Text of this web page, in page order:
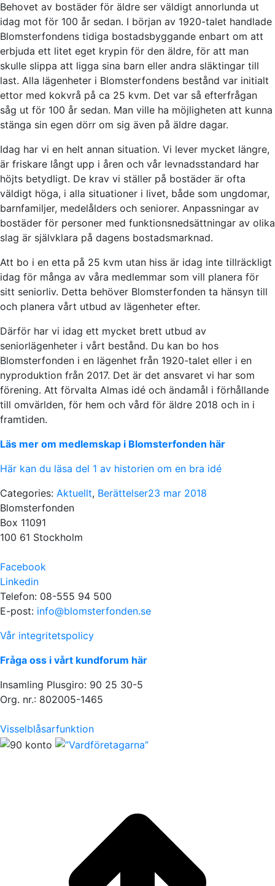
Behovet av bostäder för äldre ser väldigt annorlunda ut
idag mot för 100 år sedan. I början av 1920-talet handlade
Blomsterfondens tidiga bostadsbyggande enbart om att
erbjuda ett litet eget krypin för den äldre, för att man
skulle slippa att ligga sina barn eller andra släktingar till
last. Alla lägenheter i Blomsterfondens bestånd var initialt
ettor med kokvrå på ca 25 kvm. Det var så efterfrågan
såg ut för 100 år sedan. Man ville ha möjligheten att kunna
stänga sin egen dörr om sig även på äldre dagar.
Idag har vi en helt annan situation. Vi lever mycket längre,
är friskare långt upp i åren och vår levnadsstandard har
höjts betydligt. De krav vi ställer på bostäder är ofta
väldigt höga, i alla situationer i livet, både som ungdomar,
barnfamiljer, medelålders och seniorer. Anpassningar av
bostäder för personer med funktionsnedsättningar av olika
slag är självklara på dagens bostadsmarknad.
Att bo i en etta på 25 kvm utan hiss är idag inte tillräckligt
idag för många av våra medlemmar som vill planera för
sitt seniorliv. Detta behöver Blomsterfonden ta hänsyn till
och planera vårt utbud av lägenheter efter.
Därför har vi idag ett mycket brett utbud av
seniorlägenheter i vårt bestånd. Du kan bo hos
Blomsterfonden i en lägenhet från 1920-talet eller i en
nyproduktion från 2017. Det är det ansvaret vi har som
förening. Att förvalta Almas idé och ändamål i förhållande
till omvärlden, för hem och vård för äldre 2018 och in i
framtiden.
Läs mer om medlemskap i Blomsterfonden här
Här kan du läsa del 1 av historien om en bra idé
Categories: Aktuellt, Berättelser23 mar 2018
Blomsterfonden
Box 11091
100 61 Stockholm
Facebook
Linkedin
Telefon: 08-555 94 500
E-post: info@blomsterfonden.se
Vår integritetspolicy
Fråga oss i vårt kundforum här
Insamling Plusgiro: 90 25 30-5
Org. nr.: 802005-1465
Visselblåsarfunktion